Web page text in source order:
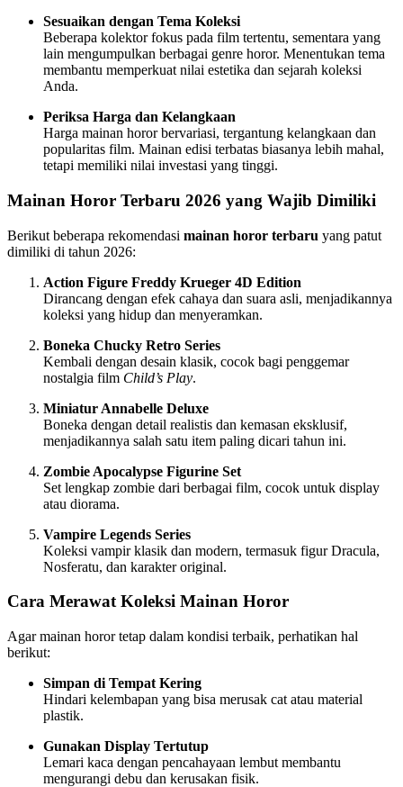
Sesuaikan dengan Tema Koleksi
Beberapa kolektor fokus pada film tertentu, sementara yang
lain mengumpulkan berbagai genre horor. Menentukan tema
membantu memperkuat nilai estetika dan sejarah koleksi
Anda.
Periksa Harga dan Kelangkaan
Harga mainan horor bervariasi, tergantung kelangkaan dan
popularitas film. Mainan edisi terbatas biasanya lebih mahal,
tetapi memiliki nilai investasi yang tinggi.
Mainan Horor Terbaru 2026 yang Wajib Dimiliki
Berikut beberapa rekomendasi mainan horor terbaru yang patut
dimiliki di tahun 2026:
Action Figure Freddy Krueger 4D Edition
Dirancang dengan efek cahaya dan suara asli, menjadikannya
koleksi yang hidup dan menyeramkan.
Boneka Chucky Retro Series
Kembali dengan desain klasik, cocok bagi penggemar
nostalgia film Child’s Play.
Miniatur Annabelle Deluxe
Boneka dengan detail realistis dan kemasan eksklusif,
menjadikannya salah satu item paling dicari tahun ini.
Zombie Apocalypse Figurine Set
Set lengkap zombie dari berbagai film, cocok untuk display
atau diorama.
Vampire Legends Series
Koleksi vampir klasik dan modern, termasuk figur Dracula,
Nosferatu, dan karakter original.
Cara Merawat Koleksi Mainan Horor
Agar mainan horor tetap dalam kondisi terbaik, perhatikan hal
berikut:
Simpan di Tempat Kering
Hindari kelembapan yang bisa merusak cat atau material
plastik.
Gunakan Display Tertutup
Lemari kaca dengan pencahayaan lembut membantu
mengurangi debu dan kerusakan fisik.